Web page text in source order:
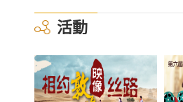
活動